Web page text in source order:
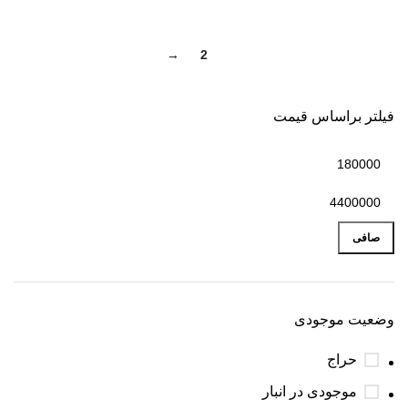
فیلتر براساس قیمت
صافی
وضعیت موجودی
حراج
موجودی در انبار
2
→